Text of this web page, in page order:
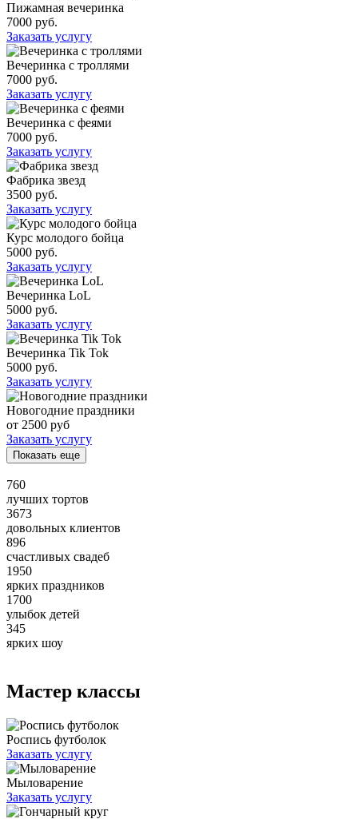
Пижамная вечеринка
7000 руб.
Заказать услугу
Вечеринка с троллями
7000 руб.
Заказать услугу
Вечеринка с феями
7000 руб.
Заказать услугу
Фабрика звезд
3500 руб.
Заказать услугу
Курс молодого бойца
5000 руб.
Заказать услугу
Вечеринка LoL
5000 руб.
Заказать услугу
Вечеринка Tik Tok
5000 руб.
Заказать услугу
Новогодние праздники
от 2500 руб
Заказать услугу
Показать еще
760
лучших тортов
3673
довольных клиентов
896
счастливых свадеб
1950
ярких праздников
1700
улыбок детей
345
ярких шоу
Мастер классы
Роспись футболок
Заказать услугу
Мыловарение
Заказать услугу